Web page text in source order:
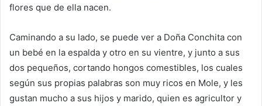
flores que de ella nacen.
Caminando a su lado, se puede ver a Doña Conchita con
un bebé en la espalda y otro en su vientre, y junto a sus
dos pequeños, cortando hongos comestibles, los cuales
según sus propias palabras son muy ricos en Mole, y les
gustan mucho a sus hijos y marido, quien es agricultor y